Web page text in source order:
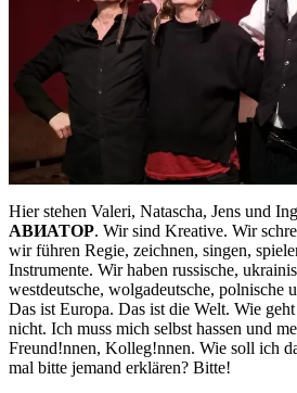
Hier stehen Valeri, Natascha, Jens und
АВИАТОР. Wir sind Kreative. Wir
wir führen Regie, zeichnen, singen,
Instrumente. Wir haben russische,
westdeutsche, wolgadeutsche, polnische
Das ist Europa. Das ist die Welt. Wie
nicht. Ich muss mich selbst hassen und
Freund!nnen, Kolleg!nnen. Wie soll ich
mal bitte jemand erklären? Bitte!